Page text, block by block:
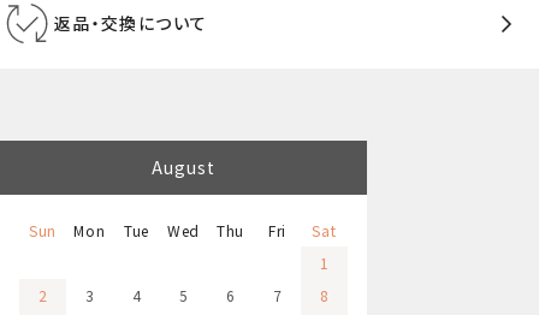
返品・交換について
August
Sun Mon Tue Wed Thu Fri
Sat
1
2
3 4 5 6 7
8